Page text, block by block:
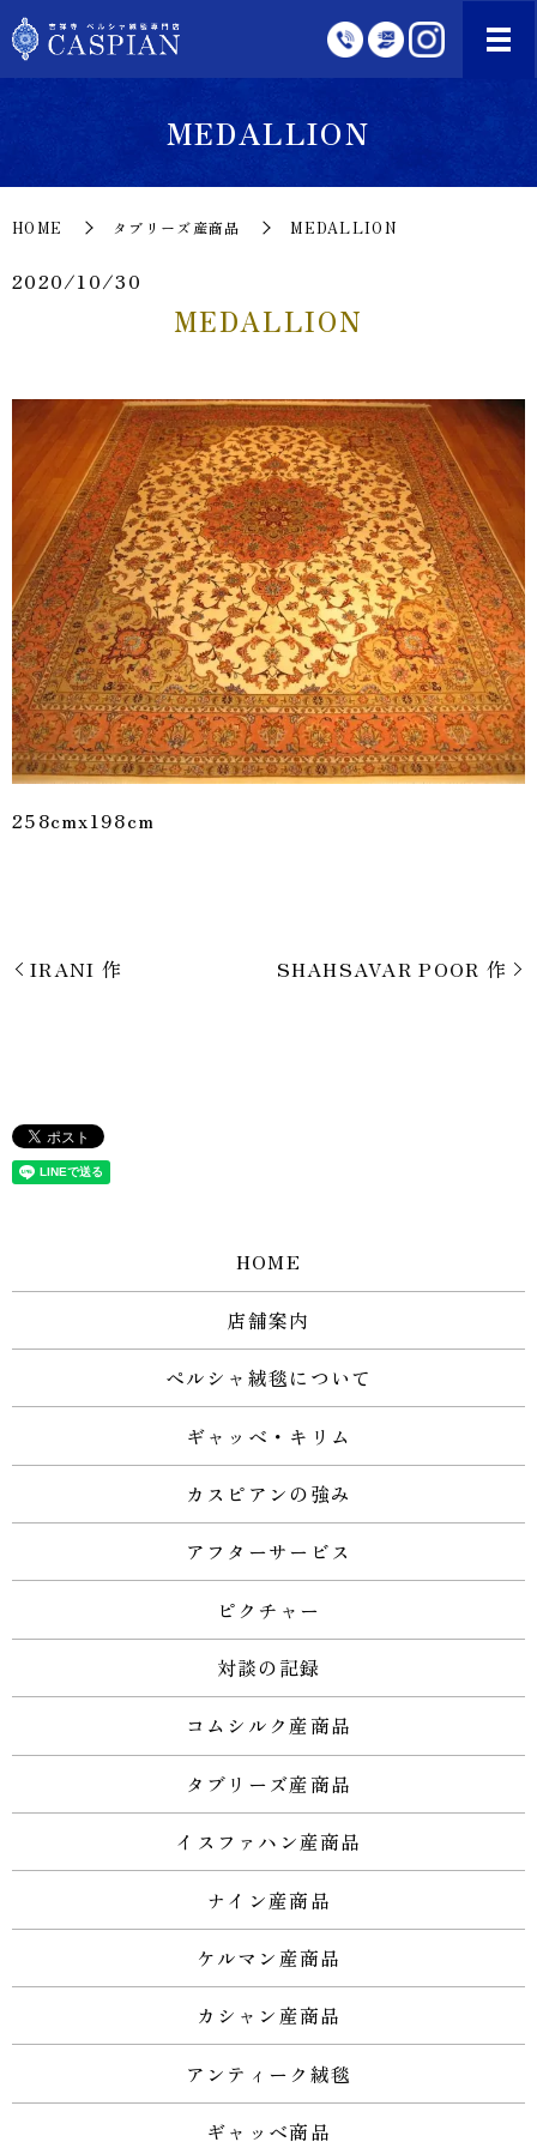
MEDALLION
HOME タブリーズ産商品 MEDALLION
2020/10/30
MEDALLION
258cmx198cm
IRANI 作 SHAHSAVAR POOR 作
HOME
店舗案内
ペルシャ絨毯について
ギャッベ・キリム
カスピアンの強み
アフターサービス
ピクチャー
対談の記録
コムシルク産商品
タブリーズ産商品
イスファハン産商品
ナイン産商品
ケルマン産商品
カシャン産商品
アンティーク絨毯
ギャッベ商品